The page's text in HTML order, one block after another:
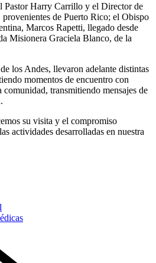
Pastor Harry Carrillo y el Director de
de Puerto Rico; el Obispo
Marcos Rapetti, llegado desde
Misionera Graciela Blanco, de la
los Andes, llevaron adelante distintas
momentos de encuentro con
comunidad, transmitiendo mensajes de
su visita y el compromiso
actividades desarrolladas en nuestra